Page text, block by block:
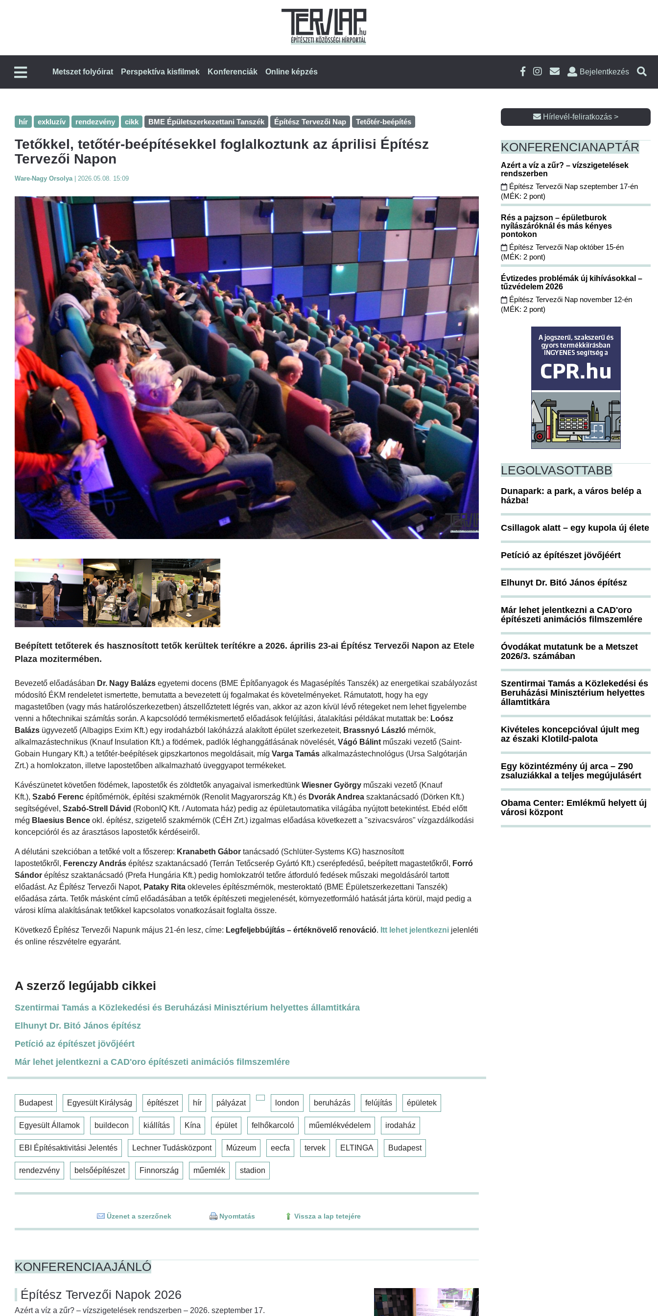
Metszet folyóirat Perspektíva kisfilmek Konferenciák Online képzés Bejelentkezés
hír exkluzív rendezvény cikk BME Épületszerkezettani Tanszék Építész Tervezői Nap Tetőtér-beépítés
Tetőkkel, tetőtér-beépítésekkel foglalkoztunk az áprilisi Építész
Tervezői Napon
Ware-Nagy Orsolya 2026.05.08. 15:09
Beépített tetőterek és hasznosított tetők kerültek terítékre a 2026. április 23-ai Építész Tervezői Napon az Etele
Plaza mozitermében.
Bevezető előadásában Dr. Nagy Balázs egyetemi docens (BME Építőanyagok és Magasépítés Tanszék) az energetikai szabályozást
módosító ÉKM rendeletet ismertette, bemutatta a bevezetett új fogalmakat és követelményeket. Rámutatott, hogy ha egy
magastetőben (vagy más határolószerkezetben) átszellőztetett légrés van, akkor az azon kívül lévő rétegeket nem lehet figyelembe
venni a hőtechnikai számítás során. A kapcsolódó termékismertető előadások felújítási, átalakítási példákat mutattak be: Loósz
Balázs ügyvezető (Albagips Exim Kft.) egy irodaházból lakóházzá alakított épület szerkezeteit, Brassnyó László mérnök,
alkalmazástechnikus (Knauf Insulation Kft.) a födémek, padlók léghanggátlásának növelését, Vágó Bálint műszaki vezető (Saint-
Gobain Hungary Kft.) a tetőtér-beépítések gipszkartonos megoldásait, míg Varga Tamás alkalmazástechnológus (Ursa Salgótarján
Zrt.) a homlokzaton, illetve lapostetőben alkalmazható üveggyapot termékeket.
Kávészünetet követően födémek, lapostetők és zöldtetők anyagaival ismerkedtünk Wiesner György műszaki vezető (Knauf
Kft.), Szabó Ferenc építőmérnök, építési szakmérnök (Renolit Magyarország Kft.) és Dvorák Andrea szaktanácsadó (Dörken Kft.)
segítségével, Szabó-Strell Dávid (RobonIQ Kft. / Automata ház) pedig az épületautomatika világába nyújtott betekintést. Ebéd előtt
még Blaesius Bence okl. építész, szigetelő szakmérnök (CÉH Zrt.) izgalmas előadása következett a "szivacsváros" vízgazdálkodási
koncepcióról és az árasztásos lapostetők kérdéseiről.
A délutáni szekcióban a tetőké volt a főszerep: Kranabeth Gábor tanácsadó (Schlüter-Systems KG) hasznosított
lapostetőkről, Ferenczy András építész szaktanácsadó (Terrán Tetőcserép Gyártó Kft.) cserépfedésű, beépített magastetőkről, Forró
Sándor építész szaktanácsadó (Prefa Hungária Kft.) pedig homlokzatról tetőre átforduló fedések műszaki megoldásáról tartott
előadást. Az Építész Tervezői Napot, Pataky Rita okleveles építészmérnök, mesteroktató (BME Épületszerkezettani Tanszék)
előadása zárta. Tetők másként című előadásában a tetők építészeti megjelenését, környezetformáló hatását járta körül, majd pedig a
városi klíma alakításának tetőkkel kapcsolatos vonatkozásait foglalta össze.
Következő Építész Tervezői Napunk május 21-én lesz, címe: Legfeljebbújítás – értéknövelő renováció. Itt lehet jelentkezni jelenléti
és online részvételre egyaránt.
A szerző legújabb cikkei
Szentirmai Tamás a Közlekedési és Beruházási Minisztérium helyettes államtitkára
Elhunyt Dr. Bitó János építész
Petíció az építészet jövőjéért
Már lehet jelentkezni a CAD'oro építészeti animációs filmszemlére
Budapest Egyesült Királyság építészet hír pályázat london beruházás felújítás épületek
Egyesült Államok buildecon kiállítás Kína épület felhőkarcoló műemlékvédelem irodaház
EBI Építésaktivitási Jelentés Lechner Tudásközpont Múzeum eecfa tervek ELTINGA Budapest
rendezvény belsőépítészet Finnország műemlék stadion
Üzenet a szerzőnek Nyomtatás Vissza a lap tetejére
KONFERENCIAAJÁNLÓ
Építész Tervezői Napok 2026
Azért a víz a zűr? – vízszigetelések rendszerben – 2026. szeptember 17.
Hírlevél-feliratkozás >
KONFERENCIANAPTÁR
Azért a víz a zűr? – vízszigetelések
rendszerben
Építész Tervezői Nap szeptember 17-én
(MÉK: 2 pont)
Rés a pajzson – épületburok
nyílászáróknál és más kényes
pontokon
Építész Tervezői Nap október 15-én
(MÉK: 2 pont)
Évtizedes problémák új kihívásokkal –
tűzvédelem 2026
Építész Tervezői Nap november 12-én
(MÉK: 2 pont)
LEGOLVASOTTABB
Dunapark: a park, a város belép a
házba!
Csillagok alatt – egy kupola új élete
Petíció az építészet jövőjéért
Elhunyt Dr. Bitó János építész
Már lehet jelentkezni a CAD'oro
építészeti animációs filmszemlére
Óvodákat mutatunk be a Metszet
2026/3. számában
Szentirmai Tamás a Közlekedési és
Beruházási Minisztérium helyettes
államtitkára
Kivételes koncepcióval újult meg
az északi Klotild-palota
Egy közintézmény új arca – Z90
zsaluziákkal a teljes megújulásért
Obama Center: Emlékmű helyett új
városi központ